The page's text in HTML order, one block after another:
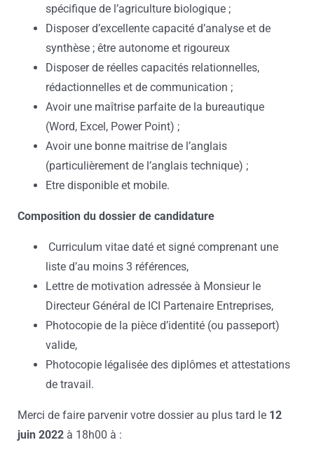
spécifique de l’agriculture biologique ;
Disposer d’excellente capacité d’analyse et de
synthèse ; être autonome et rigoureux
Disposer de réelles capacités relationnelles,
rédactionnelles et de communication ;
Avoir une maîtrise parfaite de la bureautique
(Word, Excel, Power Point) ;
Avoir une bonne maitrise de l’anglais
(particulièrement de l’anglais technique) ;
Etre disponible et mobile.
Composition du dossier de candidature
Curriculum vitae daté et signé comprenant une
liste d’au moins 3 références,
Lettre de motivation adressée à Monsieur le
Directeur Général de ICI Partenaire Entreprises,
Photocopie de la pièce d’identité (ou passeport)
valide,
Photocopie légalisée des diplômes et attestations
de travail.
Merci de faire parvenir votre dossier au plus tard le 12
juin 2022 à 18h00 à :